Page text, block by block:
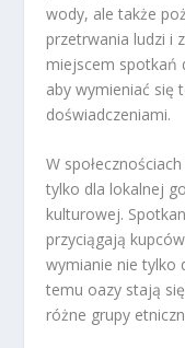
wody, ale także
przetrwania ludzi i
miejscem spotkań
aby wymieniać się
doświadczeniami.
W
tylko dla lokalnej
kulturowej.
przyciągają
wymianie nie tylko
temu oazy stają
różne grupy